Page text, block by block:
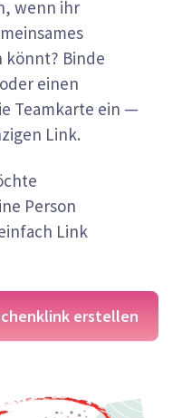
wenn ihr
könnt? Binde
oder einen
Teamkarte ein —
Link.
Person
Link
erstellen